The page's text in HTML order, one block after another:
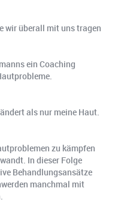
wir überall mit uns tragen
ein Coaching
als nur meine Haut.
zu kämpfen
In dieser Folge
Behandlungsansätze
manchmal mit